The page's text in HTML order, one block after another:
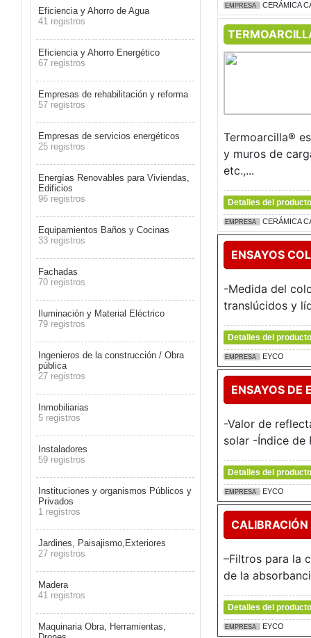
Eficiencia y Ahorro de Agua
41 registros
Eficiencia y Ahorro Energético
67 registros
Empresas de rehabilitación y reforma
57 registros
Empresas de servicios energéticos
25 registros
Energías Renovables para Viviendas,
Edificios
96 registros
Equipamientos Baños y Cocinas
33 registros
Fachadas
70 registros
Iluminación y Material Eléctrico
79 registros
Ingenieros de la construcción / Obra
pública
27 registros
Inmobiliarias
5 registros
Instaladores
59 registros
Instituciones y organismos Públicos y
Privados
1 registros
Jardines, Paisajismo,Exteriores
27 registros
Madera
41 registros
Maquinaria Obra, Herramientas,
EMPRESA CERÁMICA
Termoarcilla®
y muros de
etc.,...
Detalles del producto
EMPRESA CERÁMICA
ENSAYOS
-Medida del
translúcidos y
Detalles del producto
EMPRESA EYCO
ENSAYOS DE
-Valor de
solar -Índice de
Detalles del producto
EMPRESA EYCO
CALIBRACIÓN
–Filtros para la
de la
Detalles del producto
EMPRESA EYCO